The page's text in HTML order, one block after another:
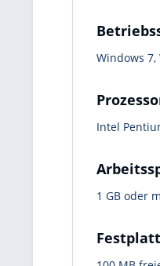
Windows 7,
Intel
1 GB oder